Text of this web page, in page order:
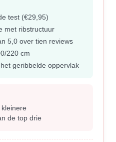
test (€29,95)
met ribstructuur
5,0 over tien reviews
220 cm
geribbelde oppervlak
de top drie